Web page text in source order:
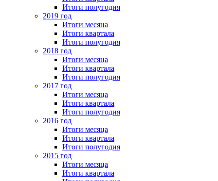
Итоги полугодия
2019 год
Итоги месяца
Итоги квартала
Итоги полугодия
2018 год
Итоги месяца
Итоги квартала
Итоги полугодия
2017 год
Итоги месяца
Итоги квартала
Итоги полугодия
2016 год
Итоги месяца
Итоги квартала
Итоги полугодия
2015 год
Итоги месяца
Итоги квартала